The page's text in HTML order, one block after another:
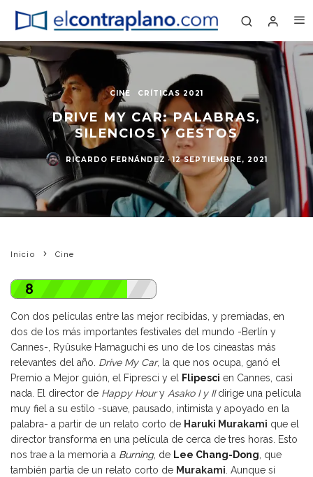
CINE CRÍTICAS 2021
DRIVE MY CAR: PALABRAS,
SILENCIOS Y GESTOS
RICARDO FERNÁNDEZ · 12 SEPTIEMBRE, 2021
Inicio Cine
8
Con dos películas entre las mejor recibidas, y premiadas, en
dos de los más importantes festivales del mundo -Berlín y
Cannes-, Ryûsuke Hamaguchi es uno de los cineastas más
relevantes del año. Drive My Car, la que nos ocupa, ganó el
Premio a Mejor guión, el Fipresci y el
Flipesci en Cannes, casi
nada. El director de Happy Houry Asako I y IIdirige una película
muy fiel a su estilo -suave, pausado, intimista y apoyado en la
palabra- a partir de un relato corto de Haruki Murakami que el
director transforma en una película de cerca de tres horas. Esto
nos trae a la memoria a Burning, de Lee Chang-Dong , que
también partía de un relato corto de Murakami . Aunque si